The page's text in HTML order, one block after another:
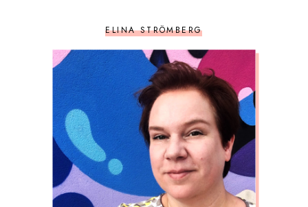
ELINA STRÖMBERG